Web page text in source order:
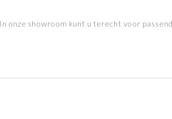
In onze showroom kunt u terecht voor